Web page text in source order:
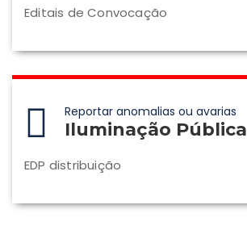
Editais de Convocação
Reportar anomalias ou avarias
Iluminação Pública
EDP distribuição